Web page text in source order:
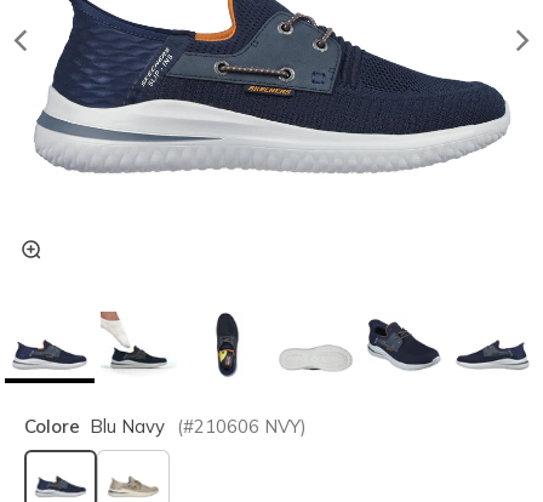
Colore Blu Navy (#210606 NVY)